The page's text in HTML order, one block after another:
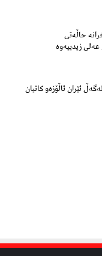
حاڵه‌تی
عەلی زیدییەوە
ئێران ئاڵۆزەو کاتیان